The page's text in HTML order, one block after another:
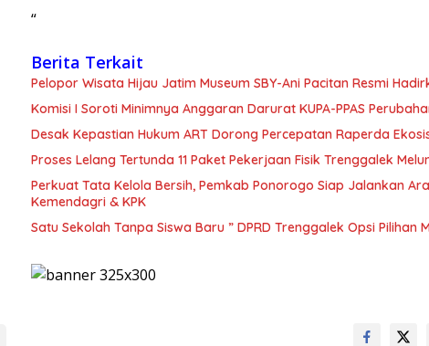
“
Berita Terkait
Pelopor Wisata Hijau Jatim Museum SBY-Ani Pacitan Resmi
Komisi I Soroti Minimnya Anggaran Darurat KUPA-PPAS
Desak Kepastian Hukum ART Dorong Percepatan Raperda
Proses Lelang Tertunda 11 Paket Pekerjaan Fisik Trenggalek
Perkuat Tata Kelola Bersih, Pemkab Ponorogo Siap Jalankan
Kemendagri & KPK
Satu Sekolah Tanpa Siswa Baru ” DPRD Trenggalek Opsi Pilihan